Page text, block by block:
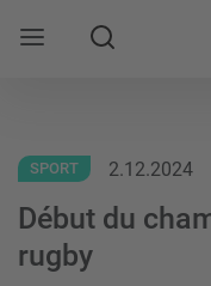
Rechercher
SPORT 2.12.2024
Début du
rugby